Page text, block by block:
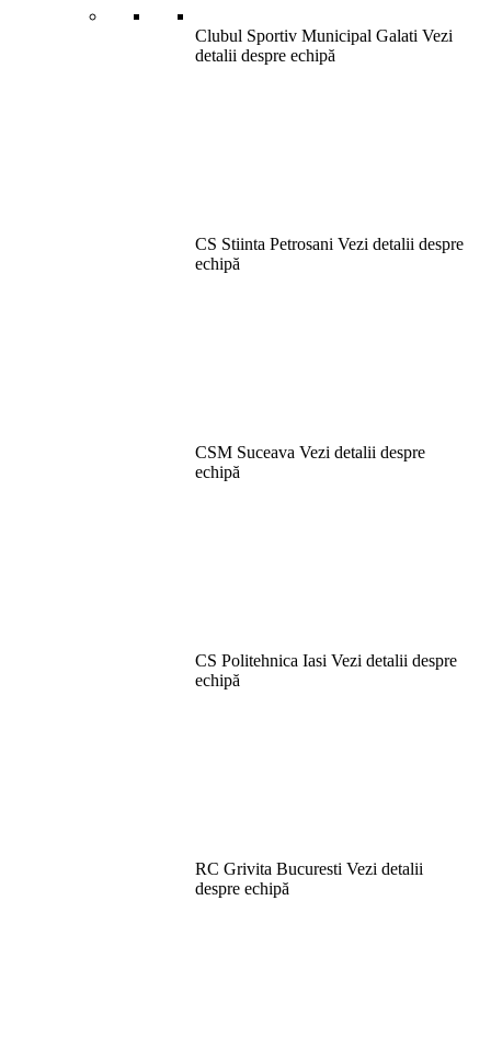
Clubul Sportiv Municipal Galati Vezi
detalii despre echipă
CS Stiinta Petrosani Vezi detalii despre
echipă
CSM Suceava Vezi detalii despre
echipă
CS Politehnica Iasi Vezi detalii despre
echipă
RC Grivita Bucuresti Vezi detalii
despre echipă